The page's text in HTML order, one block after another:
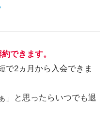
できます。
で2ヵ月から入会できま
」と思ったらいつでも退